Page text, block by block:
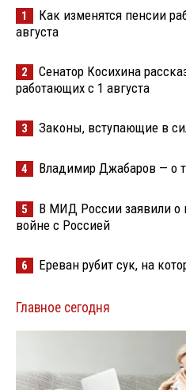
1
Как изменятся пенсии
августа
2
Сенатор Косихина
работающих с 1 августа
3 Законы, вступающие в
4 Владимир Джабаров — о
5
В МИД России заявили о
войне с Россией
6 Ереван рубит сук, на
Главное сегодня